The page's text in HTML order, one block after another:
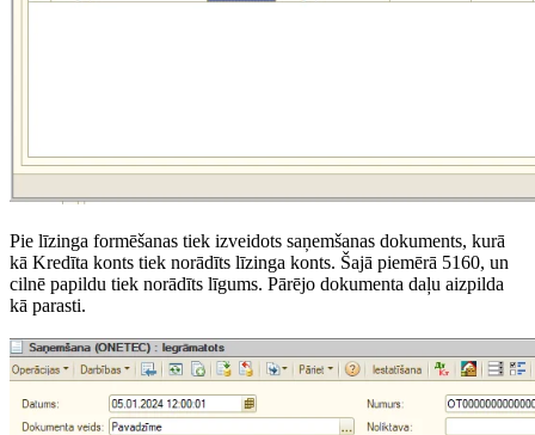
Pie līzinga formēšanas tiek izveidots saņemšanas dokuments, kurā
kā Kredīta konts tiek norādīts līzinga konts. Šajā piemērā 5160, un
cilnē papildu tiek norādīts līgums. Pārējo dokumenta daļu aizpilda
kā parasti.